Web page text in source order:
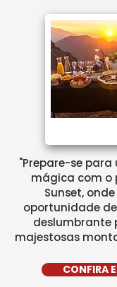
"Prepare-se
mágica com o
Sunset,
oportunidade
deslumbrante
majestosas
CONFIRA